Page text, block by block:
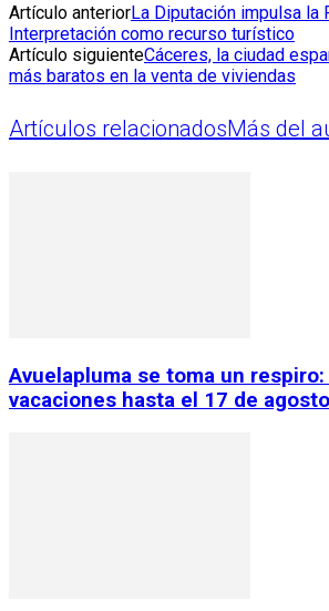
Artículo anteriorLa Diputación impulsa la
Interpretación como recurso turístico
Artículo siguienteCáceres, la ciudad
más baratos en la venta de viviendas
Artículos relacionadosMás del
Avuelapluma se toma un
vacaciones hasta el 17 de agosto